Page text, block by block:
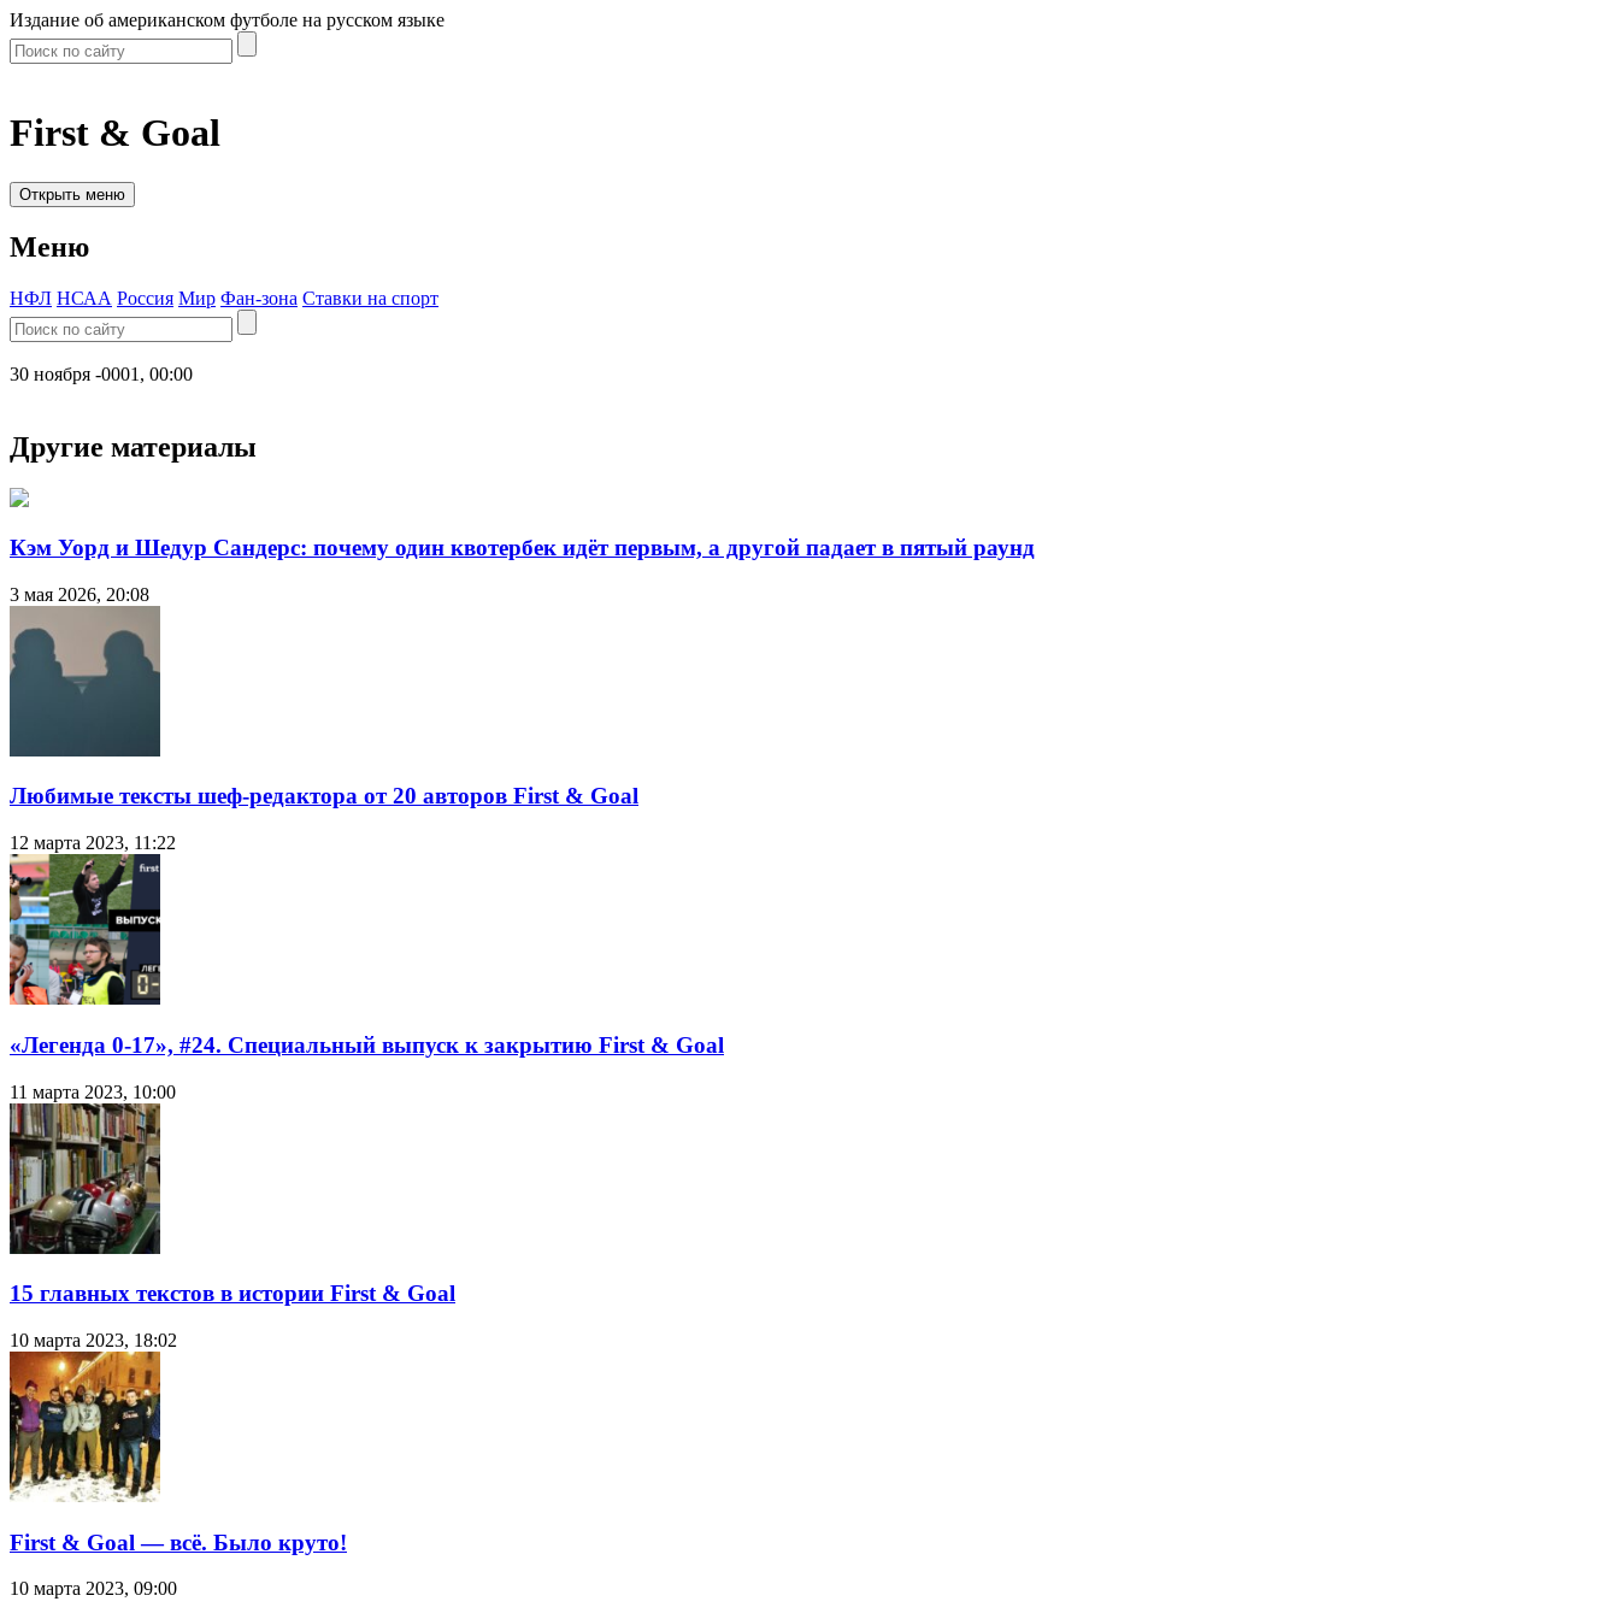
Издание об американском футболе на русском языке
First & Goal
Открыть меню
Меню
НФЛ НСАА Россия Мир Фан-зона Ставки на спорт
30 ноября -0001, 00:00
Другие материалы
Кэм Уорд и Шедур Сандерс: почему один квотербек идёт первым, а другой падает в пятый раунд
3 мая 2026, 20:08
Любимые тексты шеф-редактора от 20 авторов First & Goal
12 марта 2023, 11:22
«Легенда 0-17», #24. Специальный выпуск к закрытию First & Goal
11 марта 2023, 10:00
15 главных текстов в истории First & Goal
10 марта 2023, 18:02
First & Goal — всё. Было круто!
10 марта 2023, 09:00